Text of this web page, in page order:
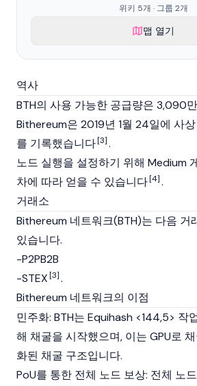
위키 5개 · 그룹 2개
맵 열기
역사
BTH의 사용 가능한 공급량은 3,090
Bithereum은 2019년 1월 24일에 사상
를 기록했습니다[3].
노드 실행을 설정하기 위해 Medium
차에 따라 얻을 수 있습니다[4].
거래소
Bithereum 네트워크(BTH)는 다음 거
있습니다.
-P2PB2B
-STEX[3].
Bithereum 네트워크의 이점
민주화: BTH는 Equihash <144,5> 작
해 채굴을 시작했으며, 이는 GPU로
화된 채굴 구조입니다.
PoU를 통한 전체 노드 보상: 전체 노드